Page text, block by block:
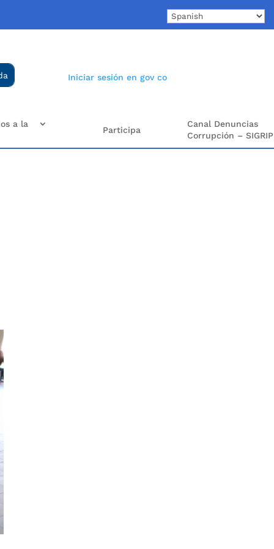
Iniciar sesión en gov co
a la
Participa
Canal Denuncias
Corrupción – SIGRIP